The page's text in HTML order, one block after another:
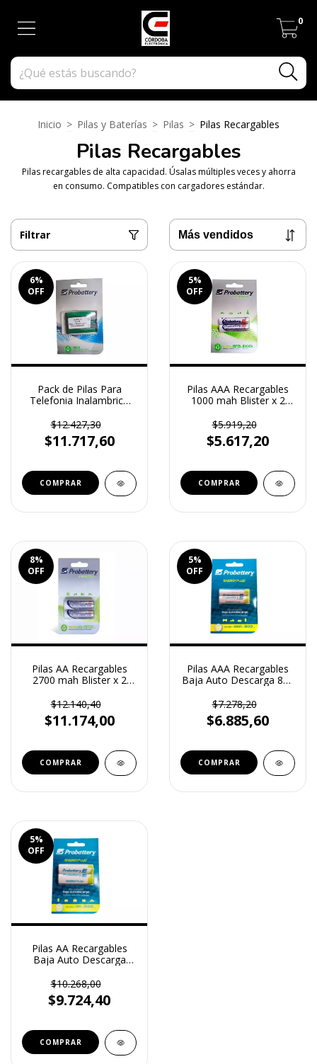
0
Inicio > Pilas y Baterías > Pilas > Pilas Recargables
Pilas Recargables
Pilas recargables de alta capacidad. Úsalas múltiples veces y ahorra
en consumo. Compatibles con cargadores estándar.
Filtrar
6%
OFF
Pack de Pilas Para
Telefonia Inalambrica
Probattery (KXA35)
$12.427,30
$11.717,60
5%
OFF
Pilas AAA Recargables
1000 mah Blister x 2
(AAA1000)
$5.919,20
$5.617,20
8%
OFF
Pilas AA Recargables
2700 mah Blister x 2
(AA2700)
$12.140,40
$11.174,00
5%
OFF
Pilas AAA Recargables
Baja Auto Descarga 800
Unidades Probattery
(PRNB/AAA800)
$7.278,20
$6.885,60
5%
OFF
Pilas AA Recargables
Baja Auto Descarga
Unidades Probattery
(PRNB/AA2100)
$10.268,00
$9.724,40